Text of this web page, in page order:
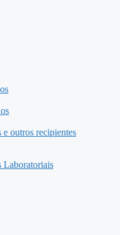
e outros recipientes
Laboratoriais